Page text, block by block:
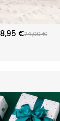
8,95 €24,00 €